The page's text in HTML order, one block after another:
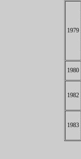
1979
1980
1982
1983